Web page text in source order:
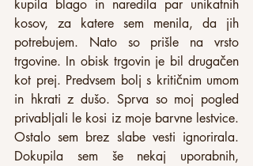
kupila blago in naredila par unikatnih
kosov, za katere sem menila, da jih
potrebujem. Nato so prišle na vrsto
trgovine. In obisk trgovin je bil drugačen
kot prej. Predvsem bolj s kritičnim umom
in hkrati z dušo. Sprva so moj pogled
privabljali le kosi iz moje barvne lestvice.
Ostalo sem brez slabe vesti ignorirala.
Dokupila sem še nekaj uporabnih,